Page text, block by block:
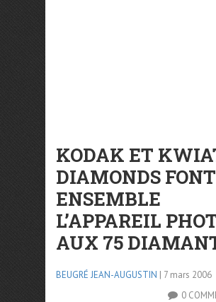
KODAK ET
DIAMONDS FONT
ENSEMBLE
L’APPAREIL
AUX 75
BEUGRÉ JEAN-AUGUSTIN | 7 mars 2006
0